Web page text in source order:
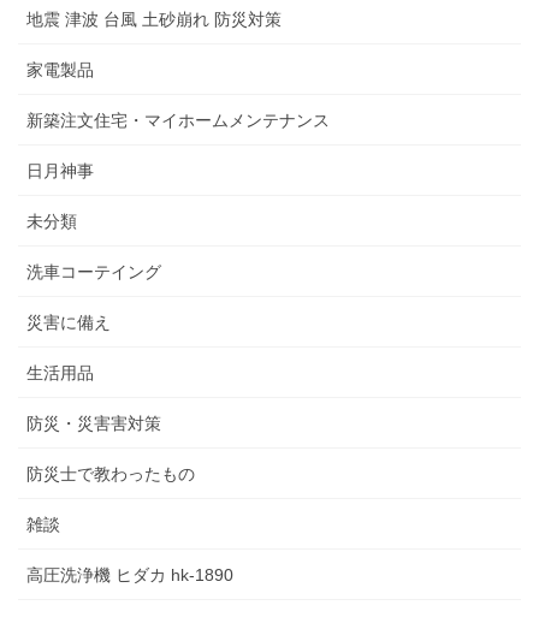
地震 津波 台風 土砂崩れ 防災対策
家電製品
新築注文住宅・マイホームメンテナンス
日月神事
未分類
洗車コーテイング
災害に備え
生活用品
防災・災害害対策
防災士で教わったもの
雑談
高圧洗浄機 ヒダカ hk-1890